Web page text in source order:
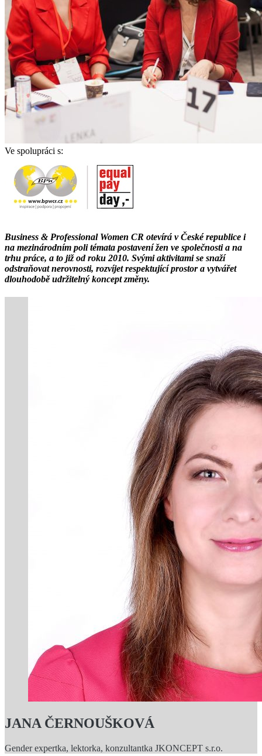
Ve spolupráci s:
Business & Professional Women CR otevírá v České republice i
na mezinárodním poli témata postavení žen ve společnosti a na
trhu práce, a to již od roku 2010. Svými aktivitami se snaží
odstraňovat nerovnosti, rozvíjet respektující prostor a vytvářet
dlouhodobě udržitelný koncept změny.
JANA ČERNOUŠKOVÁ
Gender expertka, lektorka, konzultantka JKONCEPT s.r.o.